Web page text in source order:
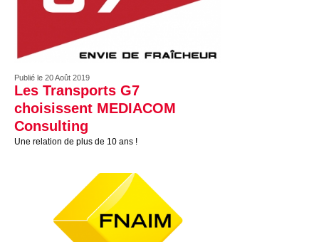
Publié le 20 Août 2019
Les Transports G7
choisissent MEDIACOM
Consulting
Une relation de plus de 10 ans !